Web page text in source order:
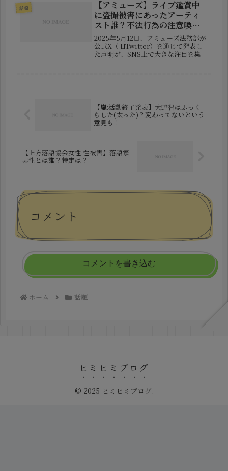
い新人”に収まらない多彩な魅力を放
っています。今回はそんな彼女の年齢
や...
話題
【アミューズ】ライブ鑑賞中
に盗撮被害にあったアーティ
スト誰？不法行為の注意喚
起！
2025年5月12日、アミューズ法務部が
公式X（旧Twitter）を通じて発表し
た声明が、SNS上で大きな注目を集め
【嵐:活動終了発表】大野智はふっく
らした(太った)？変わってないという
意見も！
【上方落語協会女性:性被害】落語家
男性とは誰？特定は？
コメント
コメントを書き込む
ホーム 話題
ヒミヒミブログ
© 2025 ヒミヒミブログ.